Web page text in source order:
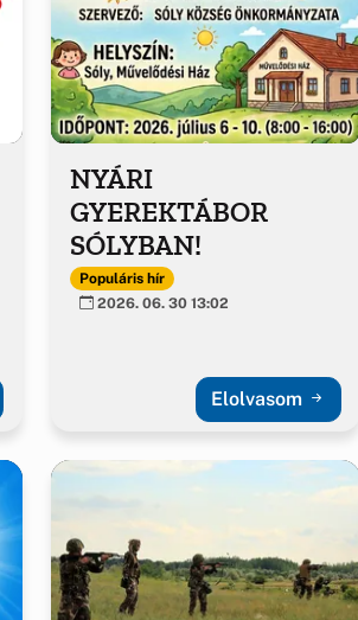
NYÁRI
GYEREKTÁBOR
SÓLYBAN!
Populáris hír
2026. 06. 30 13:02
Elolvasom